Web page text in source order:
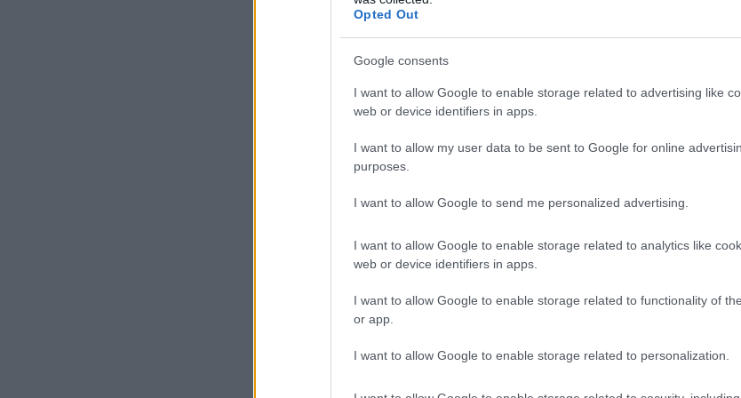
Opted Out
Google consents
I want to allow Google to enable storage related to advertising like
web or device identifiers in apps.
I want to allow my user data to be sent to Google for online
purposes.
I want to allow Google to send me personalized advertising.
I want to allow Google to enable storage related to analytics like
web or device identifiers in apps.
I want to allow Google to enable storage related to functionality of
or app.
I want to allow Google to enable storage related to personalization.
A 90-es évek közepén, majd a 2000-es évek
úgymond „fatvát” mondott volna ki a
Irán a NAÜ ülésén hivatalosan is hivatkozott
iszlám szerint tilos a nukleáris fegyverek
Évekkel később aztán az akkori főtárgyaló, a
beismerte, hogy közvetített
TEV: Nem
hátat fordítsunk